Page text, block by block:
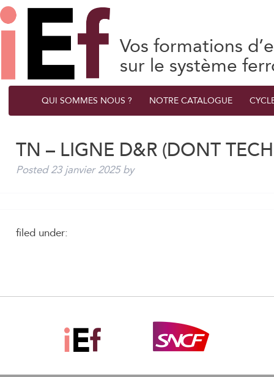
Vos formations
sur le système
QUI SOMMES NOUS ? NOTRE CATALOGUE
TN – LIGNE D&R (DONT
Posted23 janvier 2025 by
filed under: